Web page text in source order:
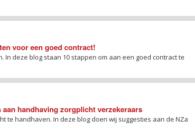
voor een goed contract!
In deze blog staan 10 stappen om aan een goed contract te
handhaving zorgplicht verzekeraars
te handhaven. In deze blog doen wij suggesties aan de NZa